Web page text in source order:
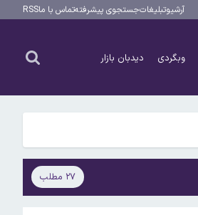
آرشیوتبلیغاتجستجوی پیشرفتهتماس با ماRSS
وبگردی دیدبان بازار
۲۷ مطلب